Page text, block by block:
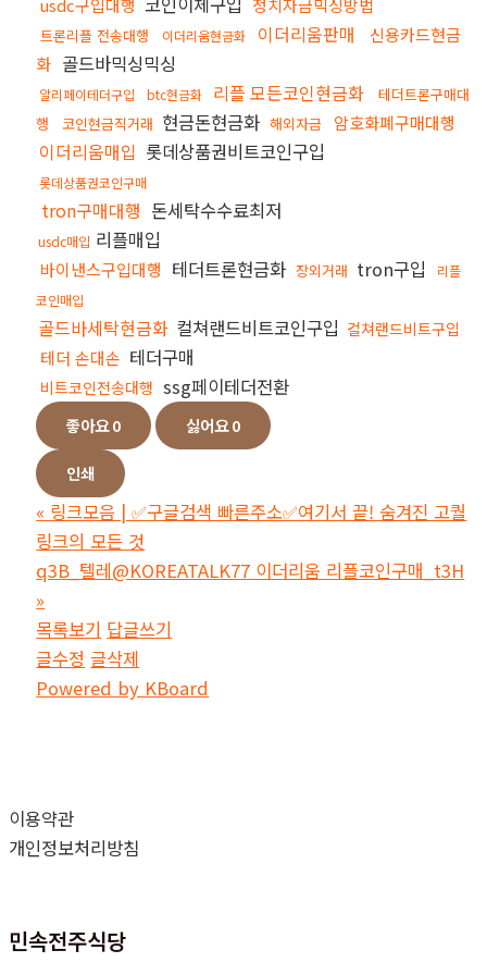
usdc구입대행 정치자금믹싱방법
트론리플 전송대행 이더리움현금화 이더리움판매
신용카드현금
화 골드바믹싱믹싱
알리페이테더구입 btc현금화 리플 모든코인현금화
테더트론구매대
행
코인현금직거래 현금돈현금화 해외자금 암호화폐구매대행
이더리움매입 롯데상품권비트코인구입
롯데상품권코인구매
tron구매대행 돈세탁수수료최저
usdc매입 리플매입
바이낸스구입대행 테더트론현금화 장외거래 tron구입
리플
코인매입
골드바세탁현금화 컬쳐랜드비트코인구입 컬쳐랜드비트구입
테더 손대손 테더구매
비트코인전송대행 ssg페이테더전환
좋아요0 싫어요0
인쇄
« 링크모음 | ✅구글검색 빠른주소✅여기서 끝! 숨겨진 고퀄
링크의 모든 것
q3B_텔레@KOREATALK77 이더리움 리플코인구매_t3H
»
목록보기 답글쓰기
글수정 글삭제
Powered by KBoard
이용약관
개인정보처리방침
민속전주식당